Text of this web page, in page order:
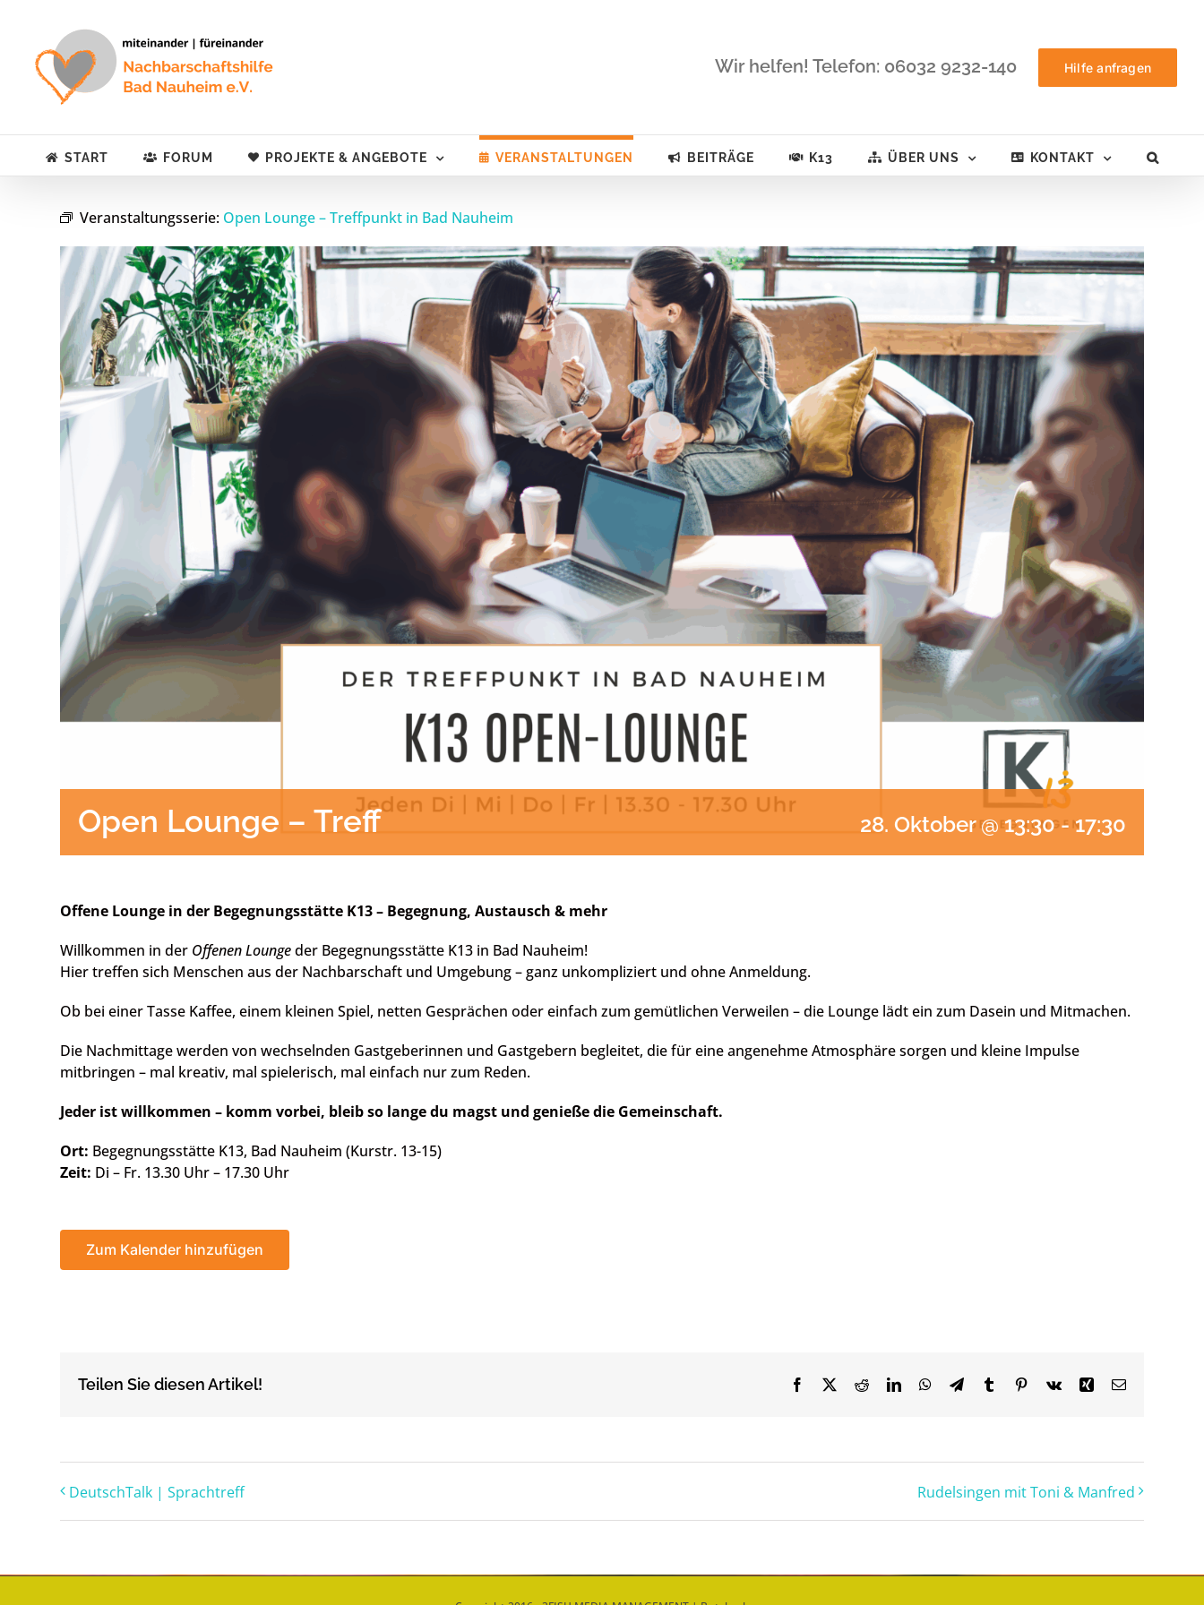
springen
Wir helfen! Telefon: 06032 9232-140 Hilfe anfragen
START FORUM PROJEKTE & ANGEBOTE VERANSTALTUNGEN BEITRÄGE K13 ÜBER UNS KONTAKT
Veranstaltungsserie: Open Lounge – Treffpunkt in Bad Nauheim
Open Lounge – Treff 28. Oktober @ 13:30-17:30
Offene Lounge in der Begegnungsstätte K13 – Begegnung, Austausch & mehr
Willkommen in der Offenen Loungeder Begegnungsstätte K13 in Bad Nauheim!
Hier treffen sich Menschen aus der Nachbarschaft und Umgebung – ganz unkompliziert und ohne Anmeldung.
Ob bei einer Tasse Kaffee, einem kleinen Spiel, netten Gesprächen oder einfach zum gemütlichen Verweilen – die Lounge lädt ein zum Dasein und Mitmachen.
Die Nachmittage werden von wechselnden Gastgeberinnen und Gastgebern begleitet, die für eine angenehme Atmosphäre sorgen und kleine Impulse
mitbringen – mal kreativ, mal spielerisch, mal einfach nur zum Reden.
Jeder ist willkommen – komm vorbei, bleib so lange du magst und genieße die Gemeinschaft.
Ort: Begegnungsstätte K13, Bad Nauheim (Kurstr. 13-15)
Zeit: Di – Fr. 13.30 Uhr – 17.30 Uhr
Zum Kalender hinzufügen
Teilen Sie diesen Artikel! Facebook
X RedditLinkedInWhatsApp
TelegramTumblrPinterest
Vk Xing Email
DeutschTalk | Sprachtreff Rudelsingen mit Toni & Manfred